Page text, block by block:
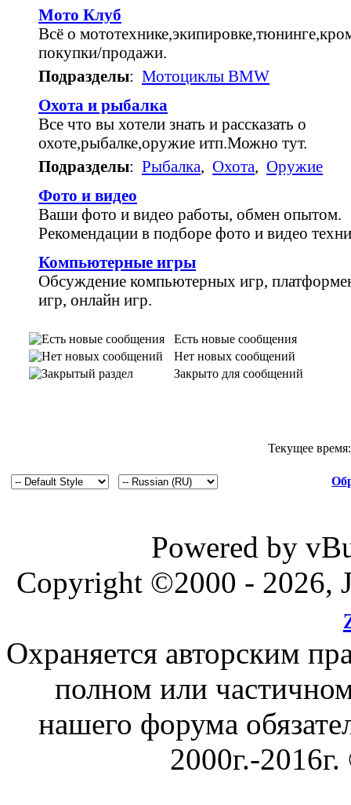
Мото Клуб
Всё о
покупки/продажи.
Подразделы: Мотоциклы BMW
Охота и рыбалка
Все что вы хотели знать и рассказать о
охоте,рыбалке,оружие итп.Можно тут.
Подразделы: Рыбалка, Охота, Оружие
Фото и видео
Ваши фото и видео работы, обмен опытом.
Рекомендации в подборе фото и видео
Компьютерные игры
Обсуждение компьютерных игр,
игр, онлайн игр.
Есть новые сообщения
Нет новых сообщений
Закрыто для сообщений
Текущее
Powered by
Copyright ©2000 - 2026,
Охраняется авторским
полном или
нашего форума
2000г.-